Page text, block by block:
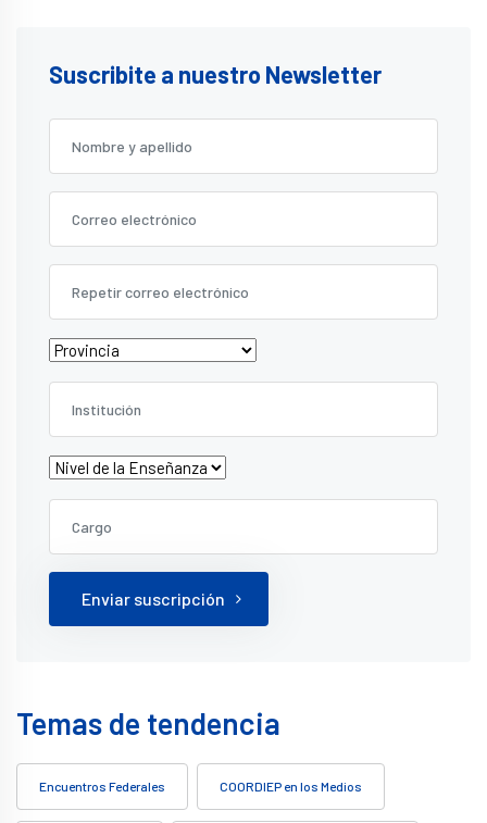
Suscribite a nuestro Newsletter
Enviar suscripción
Temas de tendencia
Encuentros Federales COORDIEP en los Medios